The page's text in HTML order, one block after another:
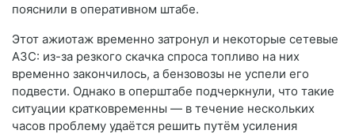
пояснили в оперативном штабе.
Этот ажиотаж временно затронул и некоторые сетевые
АЗС: из-за резкого скачка спроса топливо на них
временно закончилось, а бензовозы не успели его
подвести. Однако в оперштабе подчеркнули, что такие
ситуации кратковременны — в течение нескольких
часов проблему удаётся решить путём усиления